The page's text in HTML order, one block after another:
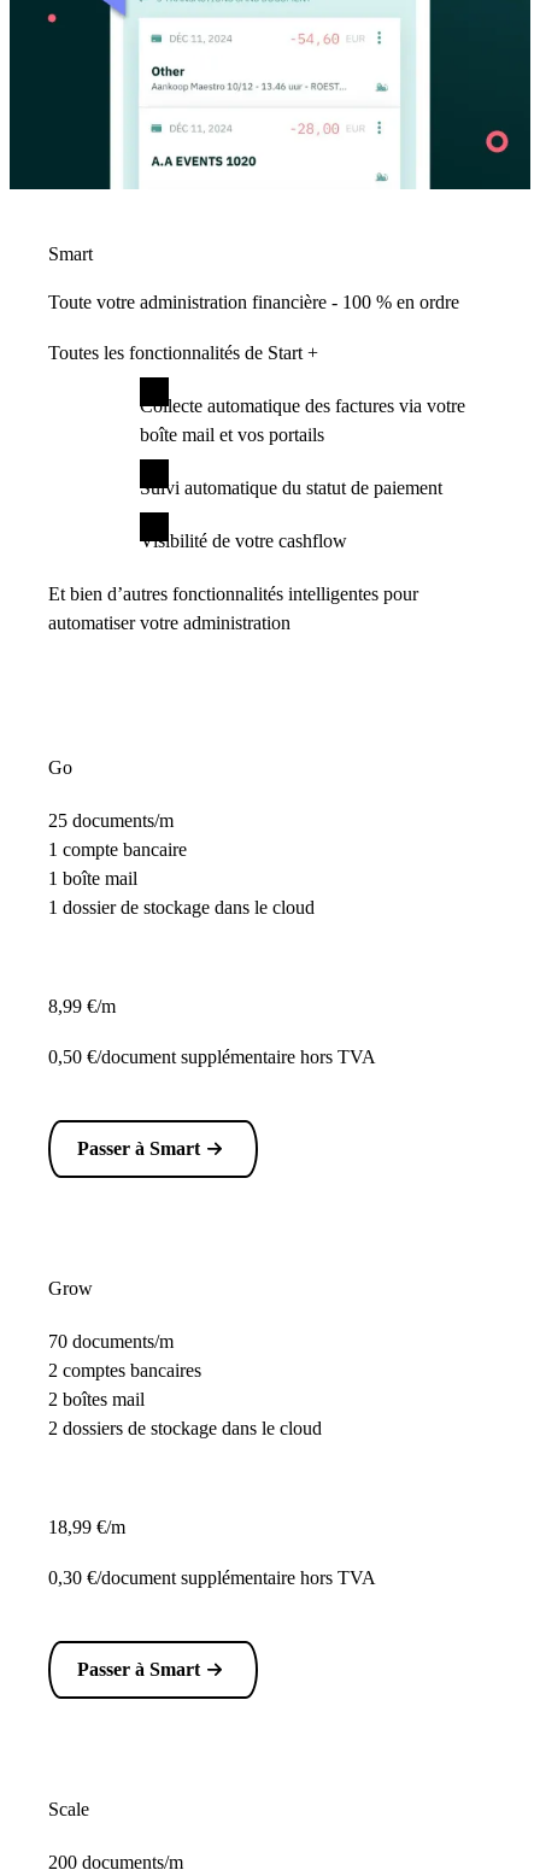
Smart
Toute votre administration financière - 100 % en ordre
Toutes les fonctionnalités de Start +
Collecte automatique des factures via votre
boîte mail et vos portails
Suivi automatique du statut de paiement
Visibilité de votre cashflow
Et bien d’autres fonctionnalités intelligentes pour
automatiser votre administration
Go
25 documents/m
1 compte bancaire
1 boîte mail
1 dossier de stockage dans le cloud
8,99 €/m
0,50 €/document supplémentaire hors TVA
Passer à Smart
Grow
70 documents/m
2 comptes bancaires
2 boîtes mail
2 dossiers de stockage dans le cloud
18,99 €/m
0,30 €/document supplémentaire hors TVA
Passer à Smart
Scale
200 documents/m